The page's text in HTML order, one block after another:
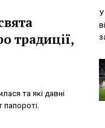
традиції,
та які давні
папороті.